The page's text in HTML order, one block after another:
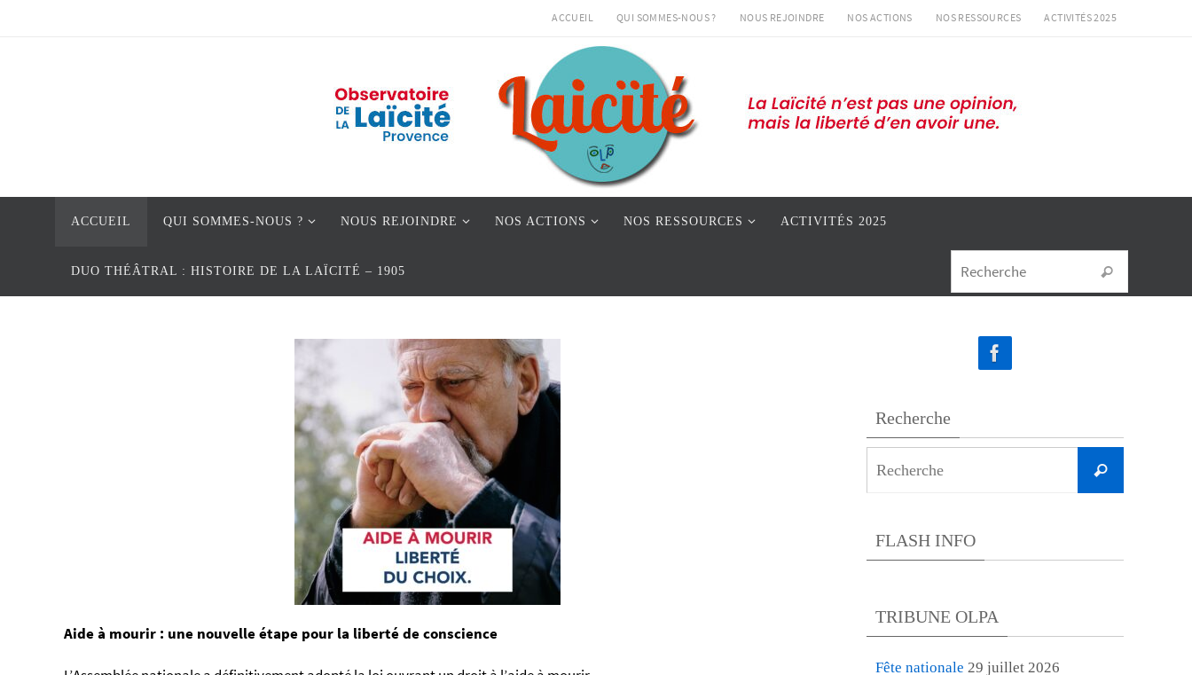
ACCUEIL QUI SOMMES-NOUS ? NOUS REJOINDRE NOS ACTIONS NOS RESSOURCES ACTIVITÉS 2025
ACCUEIL QUI SOMMES-NOUS ? NOUS REJOINDRE NOS ACTIONS NOS RESSOURCES ACTIVITÉS 2025
DUO THÉÂTRAL : HISTOIRE DE LA LAÏCITÉ – 1905 Recherche
Aide à mourir : une nouvelle étape pour la liberté de conscience
Recherche
Recherche
FLASH INFO
TRIBUNE OLPA
Fête nationale 29 juillet 2026